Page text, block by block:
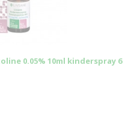
0.05% 10ml kinderspray 6